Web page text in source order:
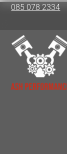
085 078 2334